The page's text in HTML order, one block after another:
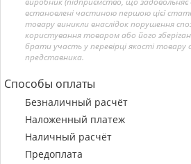
встановлені частиною першою цієї
товару виникли внаслідок порушення
користування товаром або його
брати участь у перевірці якості товару
представника.
Способы оплаты
Безналичный расчёт
Наложенный платеж
Наличный расчёт
Предоплата